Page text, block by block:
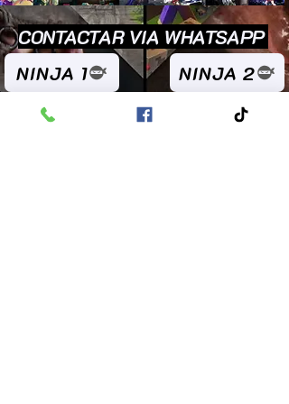
CONTACTAR VIA WHATSAPP
NINJA 1 NINJA 2